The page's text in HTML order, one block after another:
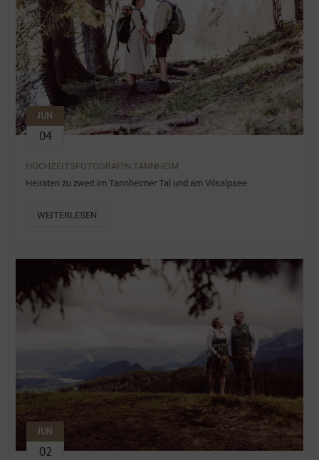
JUN
04
HOCHZEITSFOTOGRAFIN TANNHEIM
Heiraten zu zweit im Tannheimer Tal und am Vilsalpsee
WEITERLESEN
JUN
02